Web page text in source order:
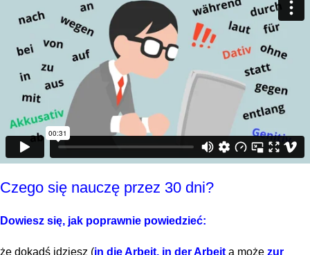
Czego się nauczę przez 30 dni?
Dowiesz się, jak poprawnie powiedzieć:
że dokądś idziesz (in die Arbeit, in der Arbeit a może zur